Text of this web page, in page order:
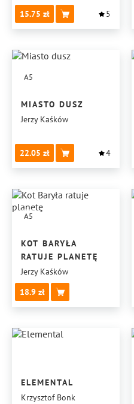
15.75
5
A5
MIASTO DUSZ
Jerzy Kaśków
22.05 4
A5
KOT BARYŁA
RATUJE PLANETĘ
Jerzy Kaśków
18.9
ELEMENTAL
Krzysztof Bonk